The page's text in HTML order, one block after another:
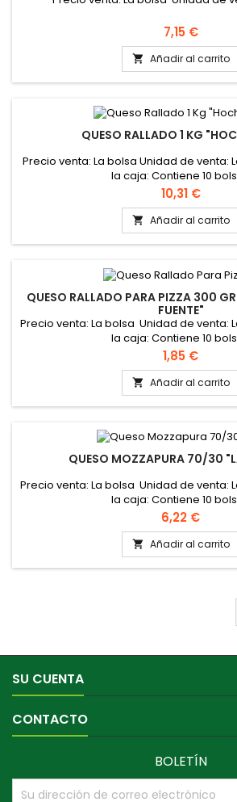
Precio
7,15 €
 Añadir al carrito
QUESO RALLADO 1 KG
Precio venta: La bolsa Unidad de venta:
la caja: Contiene 10
Precio
10,31 €
 Añadir al carrito
QUESO RALLADO PARA PIZZA 300
FUENTE"
Precio venta: La bolsa Unidad de venta:
la caja: Contiene 10
Precio
1,85 €
 Añadir al carrito
QUESO MOZZAPURA 70/30
Precio venta: La bolsa Unidad de venta:
la caja: Contiene 10
Precio
6,22 €
 Añadir al carrito
SU CUENTA
CONTACTO
BOLETÍN